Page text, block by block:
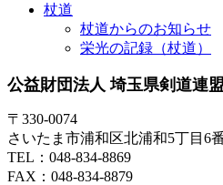
杖道
杖道からのお知らせ
栄光の記録（杖道）
公益財団法人 埼玉県剣道連盟
〒330-0074
さいたま市浦和区北浦和5丁目6
TEL：048-834-8869
FAX：048-834-8879